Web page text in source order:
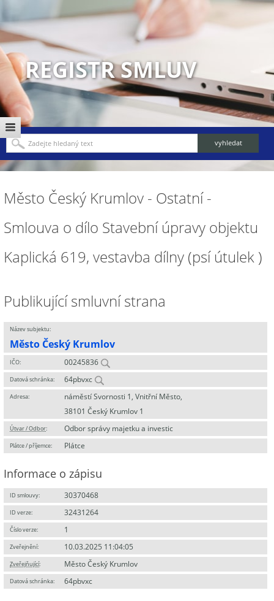
REGISTR SMLUV
Město Český Krumlov - Ostatní -
Smlouva o dílo Stavební úpravy objektu
Kaplická 619, vestavba dílny (psí útulek )
Publikující smluvní strana
Název subjektu:
Město Český Krumlov
IČO: 00245836
Datová schránka: 64pbvxc
Adresa:
náměstí Svornosti 1, Vnitřní Město,
38101 Český Krumlov 1
Útvar / Odbor: Odbor správy majetku a investic
Plátce / příjemce: Plátce
Informace o zápisu
ID smlouvy: 30370468
ID verze: 32431264
Číslo verze: 1
Zveřejnění: 10.03.2025 11:04:05
Zveřejňující: Město Český Krumlov
Datová schránka: 64pbvxc